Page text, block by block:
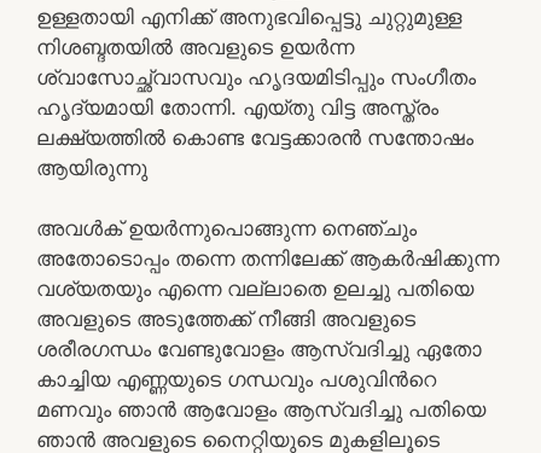
ഉള്ളതായി എനിക്ക് അനുഭവിപ്പെട്ടു ചുറ്റുമുള്ള
നിശബ്ദതയിൽ അവളുടെ ഉയർന്ന
ശ്വാസോച്ഛ്വാസവും ഹൃദയമിടിപ്പും സംഗീതം
ഹൃദ്യമായി തോന്നി. എയ്തു വിട്ട അസ്ത്രം
ലക്ഷ്യത്തിൽ കൊണ്ട വേട്ടക്കാരൻ സന്തോഷം
ആയിരുന്നു
അവൾക് ഉയർന്നുപൊങ്ങുന്ന നെഞ്ചും
അതോടൊപ്പം തന്നെ തന്നിലേക്ക് ആകർഷിക്കുന്ന
വശ്യതയും എന്നെ വല്ലാതെ ഉലച്ചു പതിയെ
അവളുടെ അടുത്തേക്ക് നീങ്ങി അവളുടെ
ശരീരഗന്ധം വേണ്ടുവോളം ആസ്വദിച്ചു ഏതോ
കാച്ചിയ എണ്ണയുടെ ഗന്ധവും പശുവിൻറെ
മണവും ഞാൻ ആവോളം ആസ്വദിച്ചു പതിയെ
ഞാൻ അവളുടെ നൈറ്റിയുടെ മുകളിലൂടെ